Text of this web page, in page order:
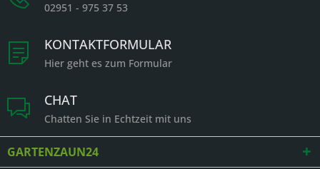
02951 - 975 37 53
KONTAKTFORMULAR
Hier geht es zum Formular
CHAT
Chatten Sie in Echtzeit mit uns
GARTENZAUN24